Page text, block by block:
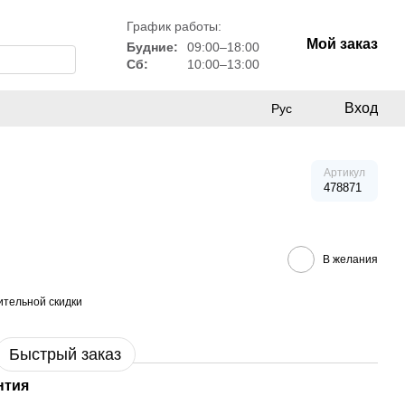
График работы:
Будние:
09:00–18:00
Сб:
10:00–13:00
Мой заказ
Рус Вход
Артикул
478871
В желания
скидки
Быстрый заказ